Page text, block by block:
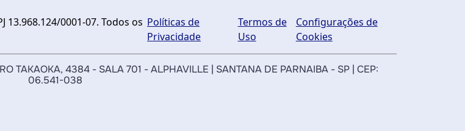
13.968.124/0001-07. Todos os Políticas de
Privacidade
Termos de
Uso
Configurações de
Cookies
TAKAOKA, 4384 - SALA 701 - ALPHAVILLE | SANTANA DE PARNAIBA - SP | CEP:
06.541-038